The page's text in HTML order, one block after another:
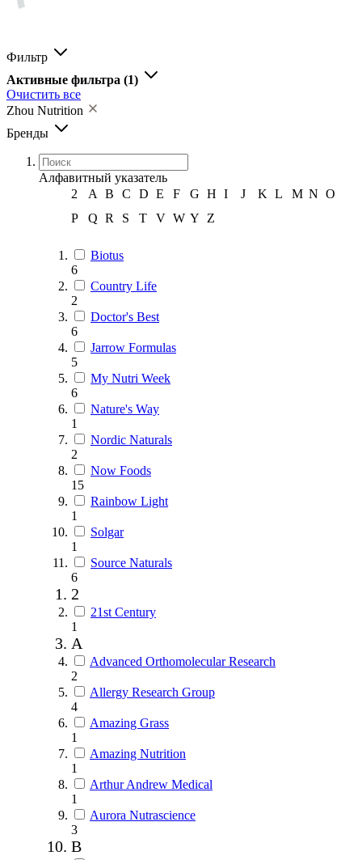
Фильтр
Активные фильтра (1)
Очистить все
Zhou Nutrition
Бренды
Алфавитный указатель
2
A B C D E F G H I J K L M N O
P
Q R S T V W Y Z
Biotus
6
Country Life
2
Doctor's Best
6
Jarrow Formulas
5
My Nutri Week
6
Nature's Way
1
Nordic Naturals
2
Now Foods
15
Rainbow Light
1
Solgar
1
Source Naturals
6
2
21st Century
1
A
Advanced Orthomolecular Research
2
Allergy Research Group
4
Amazing Grass
1
Amazing Nutrition
1
Arthur Andrew Medical
1
Aurora Nutrascience
3
B